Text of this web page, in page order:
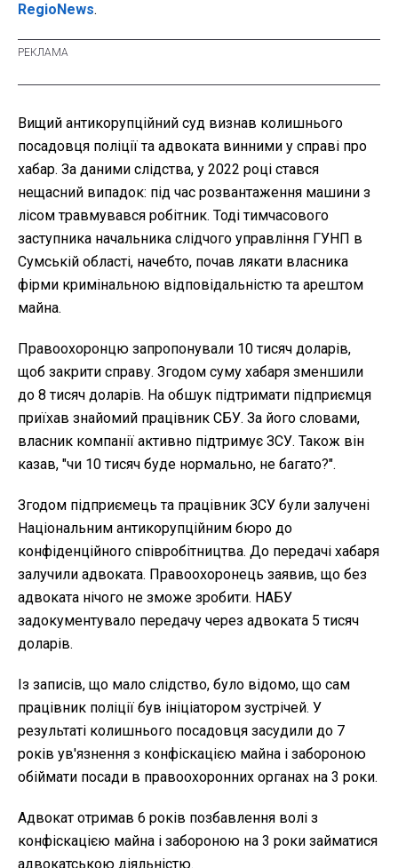
RegioNews.
Вищий антикорупційний суд визнав колишнього
посадовця поліції та адвоката винними у справі про
хабар. За даними слідства, у 2022 році стався
нещасний випадок: під час розвантаження машини з
лісом травмувався робітник. Тоді тимчасового
заступника начальника слідчого управління ГУНП в
Сумській області, начебто, почав лякати власника
фірми кримінальною відповідальністю та арештом
майна.
Правоохоронцю запропонували 10 тисяч доларів,
щоб закрити справу. Згодом суму хабаря зменшили
до 8 тисяч доларів. На обшук підтримати підприємця
приїхав знайомий працівник СБУ. За його словами,
власник компанії активно підтримує ЗСУ. Також він
казав, "чи 10 тисяч буде нормально, не багато?".
Згодом підприємець та працівник ЗСУ були залучені
Національним антикорупційним бюро до
конфіденційного співробітництва. До передачі хабаря
залучили адвоката. Правоохоронець заявив, що без
адвоката нічого не зможе зробити. НАБУ
задокументувало передачу через адвоката 5 тисяч
доларів.
Із записів, що мало слідство, було відомо, що сам
працівник поліції був ініціатором зустрічей. У
результаті колишнього посадовця засудили до 7
років ув'язнення з конфіскацією майна і забороною
обіймати посади в правоохоронних органах на 3 роки.
Адвокат отримав 6 років позбавлення волі з
конфіскацією майна і забороною на 3 роки займатися
адвокатською діяльністю.